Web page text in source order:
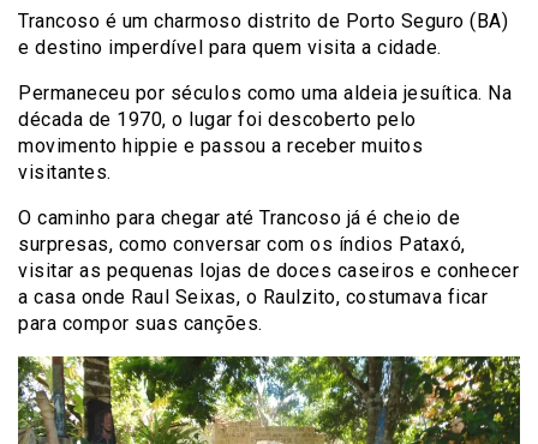
Trancoso é um charmoso distrito de Porto Seguro (BA)
e destino imperdível para quem visita a cidade.
Permaneceu por séculos como uma aldeia jesuítica. Na
década de 1970, o lugar foi descoberto pelo
movimento hippie e passou a receber muitos
visitantes.
O caminho para chegar até Trancoso já é cheio de
surpresas, como conversar com os índios Pataxó,
visitar as pequenas lojas de doces caseiros e conhecer
a casa onde Raul Seixas, o Raulzito, costumava ficar
para compor suas canções.